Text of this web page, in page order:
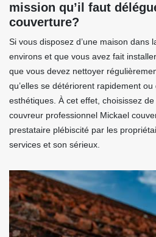
mission qu’il faut
couverture?
Si vous disposez d’une maison dans
environs et que vous avez fait
que vous devez nettoyer
qu’elles se détériorent rapidement ou
esthétiques. À cet effet, choisissez
couvreur professionnel Mickael
prestataire plébiscité par les
services et son sérieux.